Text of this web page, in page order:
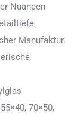
Nuancen
Manufaktur
70×50,